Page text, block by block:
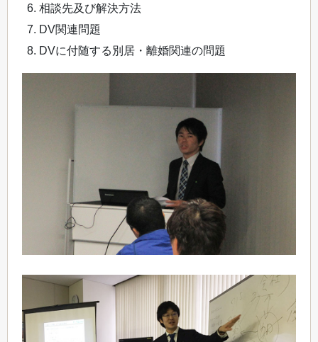
相談先及び解決方法
DV関連問題
DVに付随する別居・離婚関連の問題